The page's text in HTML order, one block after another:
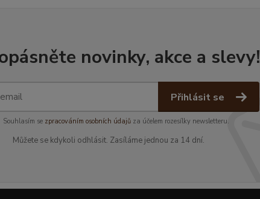
novinky, akce a slevy!
Přihlásit se
Souhlasím se zpracováním osobních údajůza účelem rozesílky newsletteru.
Můžete se kdykoli odhlásit. Zasíláme jednou za 14 dní.